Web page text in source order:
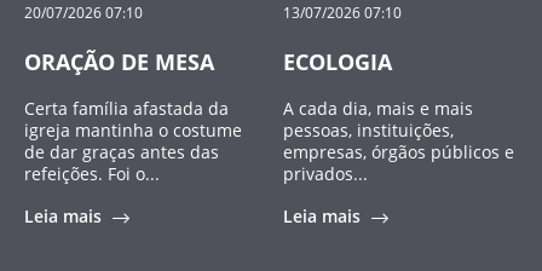
20/07/2026 07:10
ORAÇÃO DE MESA
Certa família afastada da
igreja mantinha o costume
de dar graças antes das
refeições. Foi o...
Leia mais
13/07/2026 07:10
ECOLOGIA
A cada dia, mais e mais
pessoas, instituições,
empresas, órgãos públicos e
privados...
Leia mais